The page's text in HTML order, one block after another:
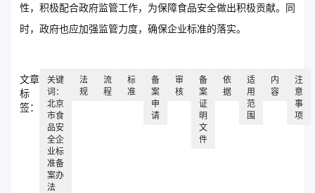
性，积极配合政府监管工作，为保障食品安全做出积极贡献。同
时，政府也应加强监管力度，确保企业标准的落实。
文章
标
签：
关键
词：
北京
市食
品安
全企
业标
准备
案办
法
法
规
流
程
标
准
备
案
申
请
审
核
备
案
证
明
文
件
依
据
适
用
范
围
内
容
注
意
事
项